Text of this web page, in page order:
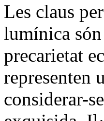
Les claus
lumínica són
precarietat
representen
considerar-